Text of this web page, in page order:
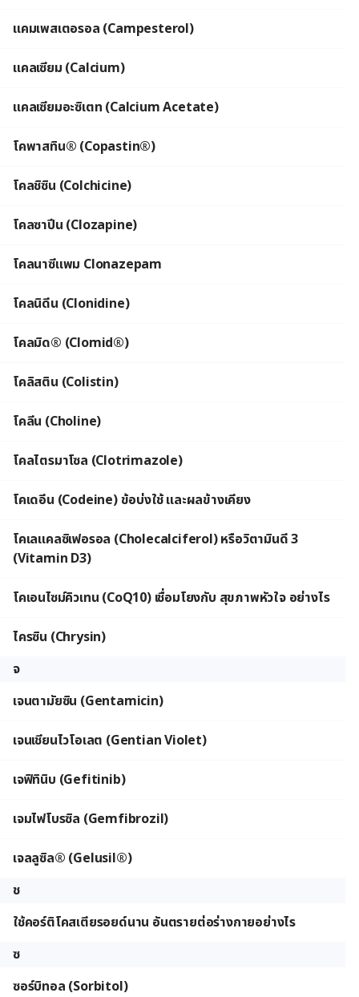
แคมเพสเตอรอล (Campesterol)
แคลเซียม (Calcium)
แคลเซียมอะซิเตท (Calcium Acetate)
โคพาสทิน® (Copastin®)
โคลชิซิน (Colchicine)
โคลซาปีน (Clozapine)
โคลนาซีแพม Clonazepam
โคลนิดีน (Clonidine)
โคลมิด® (Clomid®)
โคลิสติน (Colistin)
โคลีน (Choline)
โคลไตรมาโซล (Clotrimazole)
โคเดอีน (Codeine) ข้อบ่งใช้ และผลข้างเคียง
โคเลแคลซิเฟอรอล (Cholecalciferol) หรือวิตามินดี 3
(Vitamin D3)
โคเอนไซม์คิวเทน (CoQ10) เชื่อมโยงกับ สุขภาพหัวใจ อย่างไร
ไครซิน (Chrysin)
จ
เจนตามัยซิน (Gentamicin)
เจนเชียนไวโอเลต (Gentian Violet)
เจฟิทินิบ (Gefitinib)
เจมไฟโบรซิล (Gemfibrozil)
เจลลูซิล® (Gelusil®)
ช
ใช้คอร์ติโคสเตียรอยด์นาน อันตรายต่อร่างกายอย่างไร
ซ
ซอร์บิทอล (Sorbitol)